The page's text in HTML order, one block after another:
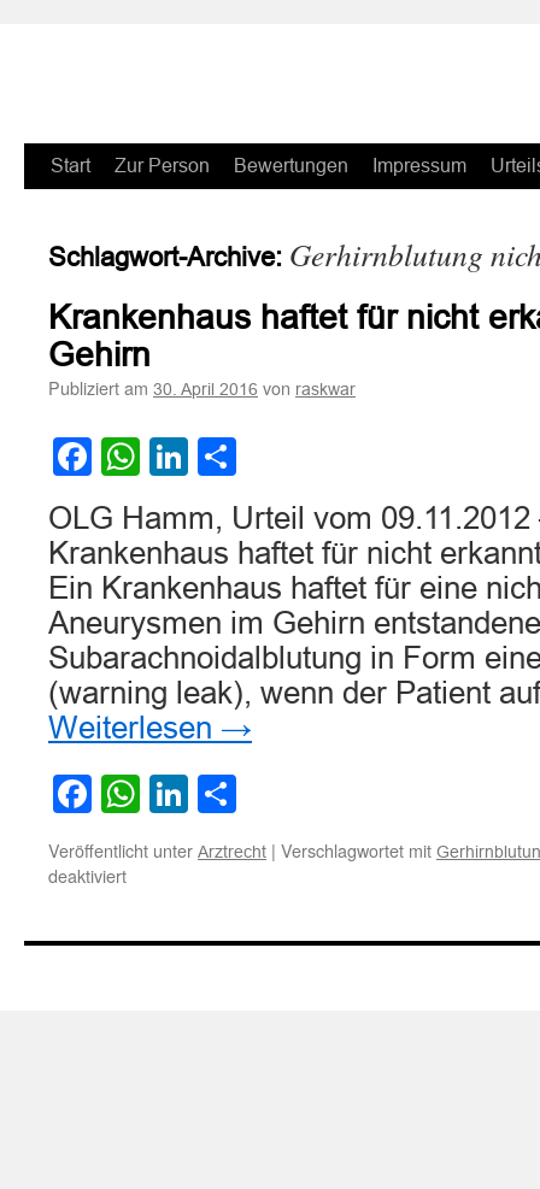
Zum
springen
Start Zur Person Bewertungen Impressum
Schlagwort-Archive: Gerhirnblutung
Krankenhaus haftet für nicht
Gehirn
Publiziert am 30. April 2016 von raskwar
Facebook
WhatsApp
LinkedIn
OLG Hamm, Urteil vom
Krankenhaus haftet für nicht
Ein Krankenhaus haftet für eine
Aneurysmen im Gehirn entstandene
Subarachnoidalblutung in Form
(warning leak), wenn der Patient
Weiterlesen →
Facebook
WhatsApp
LinkedIn
Veröffentlicht unter Arztrecht | Verschlagwortet mit
deaktiviertfür
für